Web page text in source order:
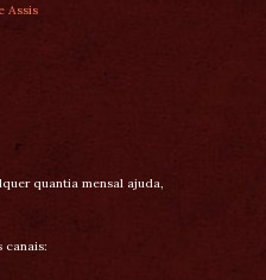
Assis
quantia mensal ajuda,
canais: